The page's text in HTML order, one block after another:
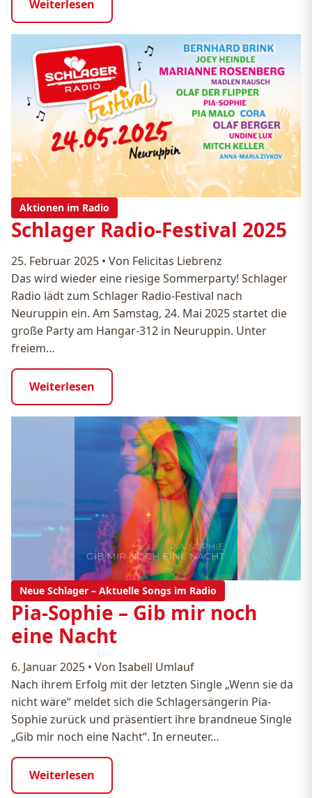
Weiterlesen
Aktionen im Radio
Schlager Radio-Festival 2025
25. Februar 2025 • Von Felicitas Liebrenz
Das wird wieder eine riesige Sommerparty! Schlager
Radio lädt zum Schlager Radio-Festival nach
Neuruppin ein. Am Samstag, 24. Mai 2025 startet die
große Party am Hangar-312 in Neuruppin. Unter
freiem…
Weiterlesen
Neue Schlager – Aktuelle Songs im Radio
Pia-Sophie – Gib mir noch
eine Nacht
6. Januar 2025 • Von Isabell Umlauf
Nach ihrem Erfolg mit der letzten Single „Wenn sie da
nicht wäre“ meldet sich die Schlagersängerin Pia-
Sophie zurück und präsentiert ihre brandneue Single
„Gib mir noch eine Nacht“. In erneuter…
Weiterlesen